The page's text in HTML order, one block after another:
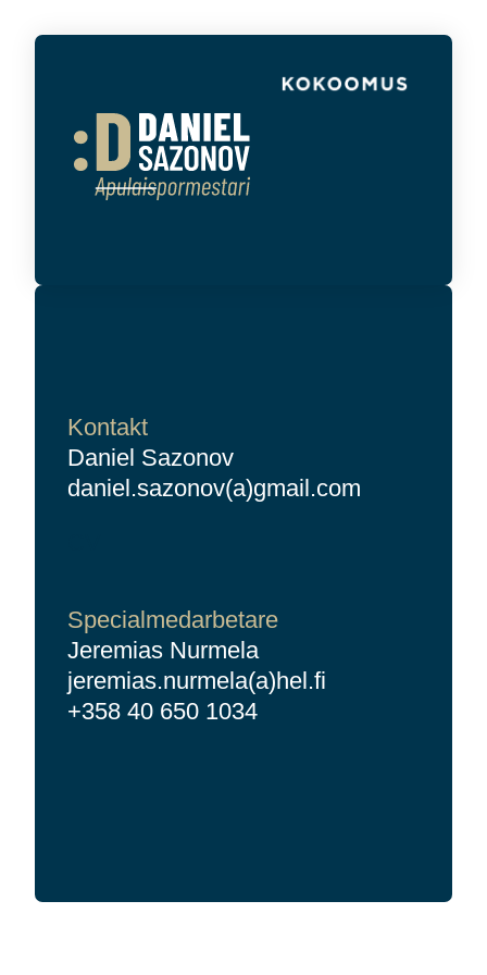
Kontakt
Daniel Sazonov
daniel.sazonov(a)gmail.com
Specialmedarbetare
Jeremias Nurmela
jeremias.nurmela(a)hel.fi
+358 40 650 1034